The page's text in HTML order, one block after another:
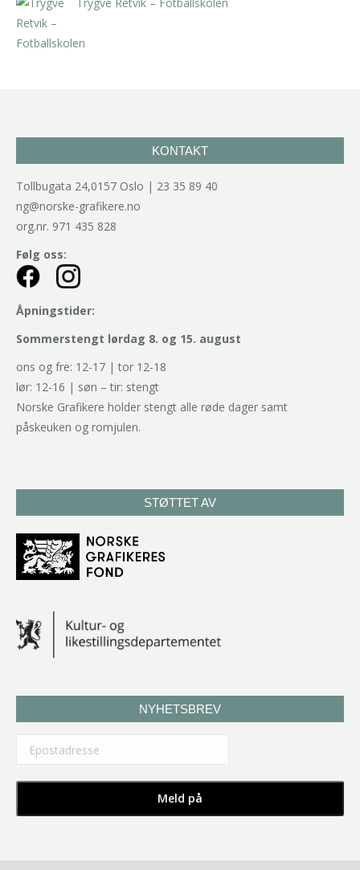
KONTAKT
Tollbugata 24,0157 Oslo | 23 35 89 40
ng@norske-grafikere.no
org.nr. 971 435 828
Følg oss:
Åpningstider:
Sommerstengt lørdag 8. og 15. august
ons og fre: 12-17 | tor 12-18
lør: 12-16 | søn – tir: stengt
Norske Grafikere holder stengt alle røde dager samt
påskeuken og romjulen.
STØTTET AV
NYHETSBREV